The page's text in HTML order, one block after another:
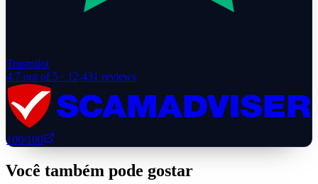
Trustpilot
4.7 out of 5 · 12,431 reviews
100/100
Você também pode gostar